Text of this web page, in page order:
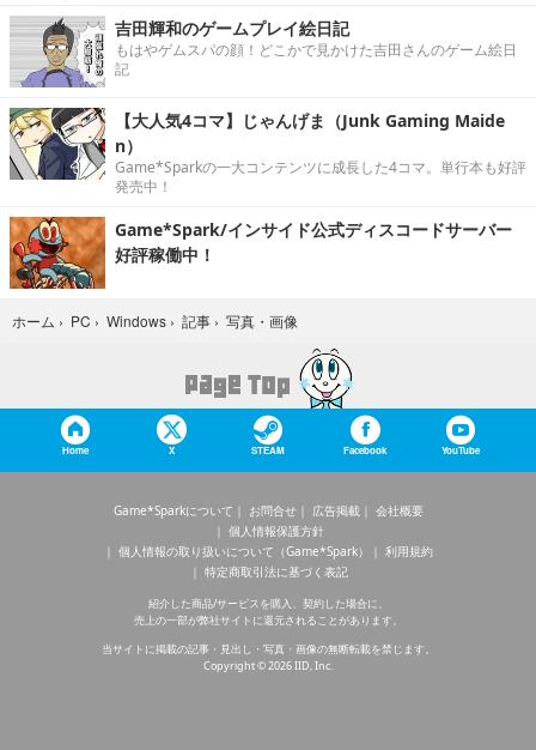
吉田輝和のゲームプレイ絵日記
もはやゲムスパの顔！どこかで見かけた吉田さんのゲーム絵日
記
【大人気4コマ】じゃんげま（Junk Gaming Maide
n）
Game*Sparkの一大コンテンツに成長した4コマ。単行本も好評
発売中！
Game*Spark/インサイド公式ディスコードサーバー
好評稼働中！
ホーム › PC › Windows › 記事 › 写真・画像
Home X STEAM Facebook YouTube
Game*Sparkについて お問合せ 広告掲載
会社概要
個人情報保護方針
個人情報の取り扱いについて（Game*Spark）
利用規約
特定商取引法に基づく表記
紹介した商品/サービスを購入、契約した場合に、
売上の一部が弊社サイトに還元されることがあります。
当サイトに掲載の記事・見出し・写真・画像の無断転載を禁じます。
Copyright © 2026 IID, Inc.